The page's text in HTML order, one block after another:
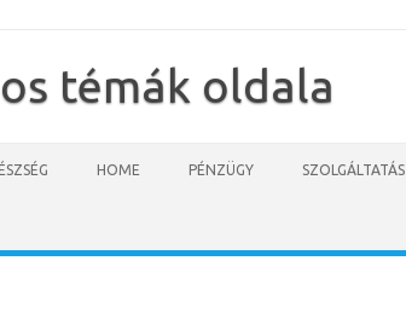
témák oldala
HOME PÉNZÜGY SZOLGÁLTATÁS